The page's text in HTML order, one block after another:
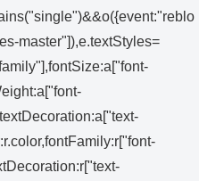
master"]),e.textStyles=